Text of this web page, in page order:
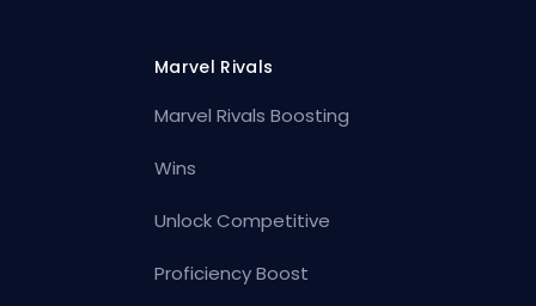
Marvel Rivals
Marvel Rivals Boosting
Wins
Unlock Competitive
Proficiency Boost